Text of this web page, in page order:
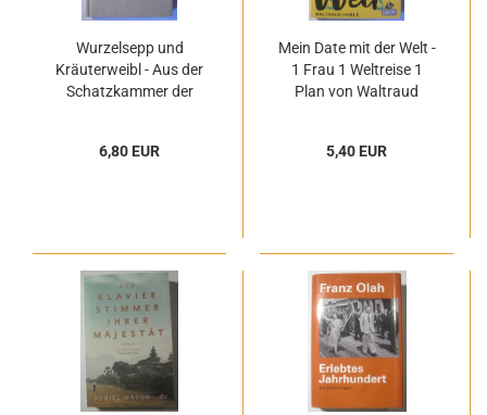
Wurzelsepp und
Kräuterweibl - Aus der
Schatzkammer der
Gisela Köstler
6,80 EUR
Mein Date mit der Welt -
1 Frau 1 Weltreise 1
Plan von Waltraud
5,40 EUR